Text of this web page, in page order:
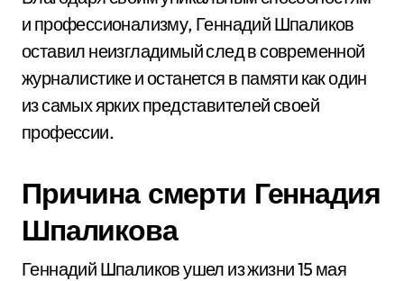
и профессионализму, Геннадий Шпаликов
оставил неизгладимый след в современной
журналистике и останется в памяти как один
из самых ярких представителей своей
профессии.
Причина смерти Геннадия
Шпаликова
Геннадий Шпаликов ушел из жизни 15 мая